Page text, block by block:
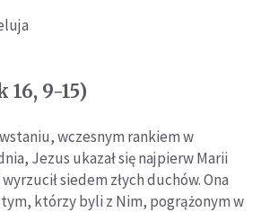
16, 9-15)
wczesnym rankiem w
Jezus ukazał się najpierw Marii
siedem złych duchów. Ona
tym, którzy byli z Nim, pogrążonym w